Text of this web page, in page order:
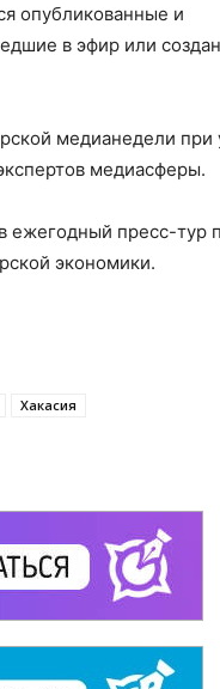
опубликованные и
в эфир или
медианедели при
медиасферы.
ежегодный пресс-тур
экономики.
Хакасия